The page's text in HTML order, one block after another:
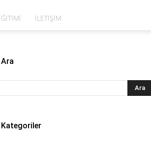
İLETIŞIM
Ara
Kategoriler